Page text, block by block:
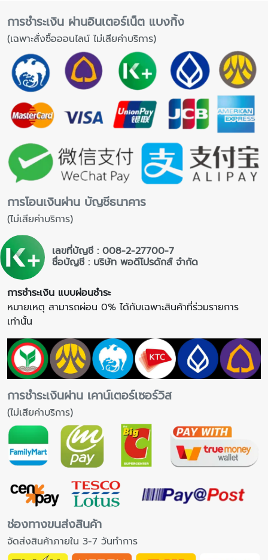
การชำระเงิน ผ่านอินเตอร์เน็ต แบงกิ้ง
(เฉพาะสั่งซื้อออนไลน์ ไม่เสียค่าบริการ)
การโอนเงินผ่าน บัญชีธนาคาร
(ไม่เสียค่าบริการ)
เลขที่บัญชี : 008-2-27700-7
ชื่อบัญชี : บริษัท พอดีโปรดักส์ จำกัด
การชำระเงิน แบบผ่อนชำระ
หมายเหตุ สามารถผ่อน 0% ได้กับเฉพาะสินค้าที่ร่วมรายการ
เท่านั้น
การชำระเงินผ่าน เคาน์เตอร์เซอร์วิส
(ไม่เสียค่าบริการ)
ช่องทางขนส่งสินค้า
จัดส่งสินค้าภายใน 3-7 วันทำการ